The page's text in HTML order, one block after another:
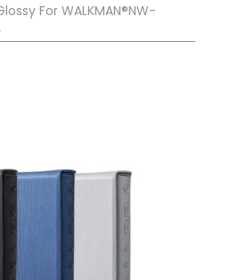
For WALKMAN®NW-